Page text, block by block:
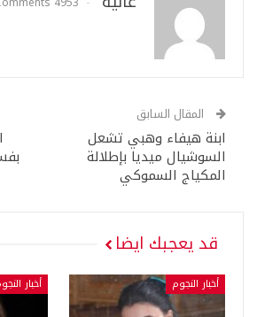
المقال السابق
ابنة هيفاء وهبي تشعل
السوشيال ميديا بإطلالة
المكياج السموكي
قد يعجبك ايضا
أخبار النجوم أخبار